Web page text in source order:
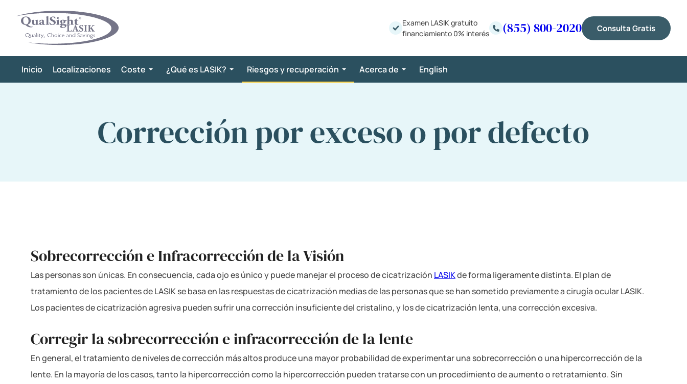
contenido
Examen LASIK gratuito
financiamiento 0% interés
(855) 800-2020 Consulta Gratis
Inicio Localizaciones Coste ¿Qué es LASIK? Riesgos y recuperación Acerca de English
Corrección por exceso o por defecto
Sobrecorrección e Infracorrección de la Visión
Las personas son únicas. En consecuencia, cada ojo es único y puede manejar el proceso de cicatrización LASIKde forma ligeramente distinta. El plan de
tratamiento de los pacientes de LASIK se basa en las respuestas de cicatrización medias de las personas que se han sometido previamente a cirugía ocular LASIK.
Los pacientes de cicatrización agresiva pueden sufrir una corrección insuficiente del cristalino, y los de cicatrización lenta, una corrección excesiva.
Corregir la sobrecorrección e infracorrección de la lente
En general, el tratamiento de niveles de corrección más altos produce una mayor probabilidad de experimentar una sobrecorrección o una hipercorrección de la
lente. En la mayoría de los casos, tanto la hipercorrección como la hipercorrección pueden tratarse con un procedimiento de aumento o retratamiento. Sin